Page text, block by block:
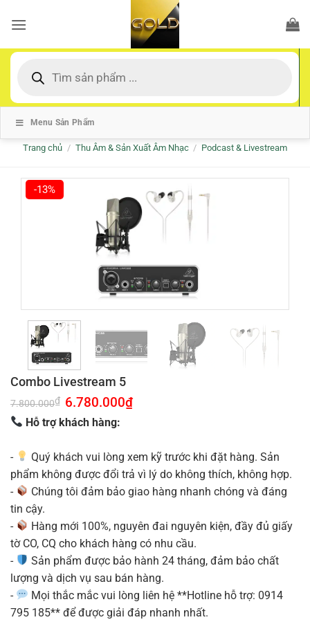
qua
dung
kiếm
Menu Sản Phẩm
Trang chủ / Thu Âm & Sản Xuất Âm Nhạc / Podcast & Livestream
-13%
Combo Livestream 5
7.800.000₫ Giá
gốc
là:
7.800.000₫.
6.780.000₫Giá
Hỗ trợ khách hàng:
-
Quý khách vui lòng xem kỹ trước khi đặt hàng. Sản
phẩm không được đổi trả vì lý do không thích, không hợp.
-
Chúng tôi đảm bảo giao hàng nhanh chóng và đáng
tin cậy.
-
Hàng mới 100%, nguyên đai nguyên kiện, đầy đủ giấy
tờ CO, CQ cho khách hàng có nhu cầu.
-
Sản phẩm được bảo hành 24 tháng, đảm bảo chất
lượng và dịch vụ sau bán hàng.
-
Mọi thắc mắc vui lòng liên hệ **Hotline hỗ trợ: 0914
795 185** để được giải đáp nhanh nhất.